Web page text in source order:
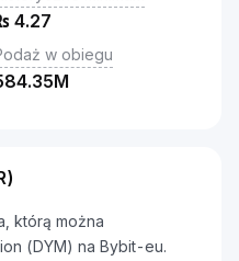
4.27
w obiegu
którą można
(DYM) na Bybit-eu.